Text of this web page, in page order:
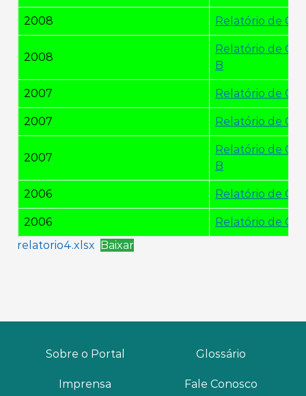
2008 Relatório de
2008
Relatório de
B
2007 Relatório de
2007 Relatório de
2007
Relatório de
B
2006 Relatório de
2006
Relatório de
relatorio4.xlsx Baixar
Sobre o Portal Glossário
Imprensa Fale Conosco